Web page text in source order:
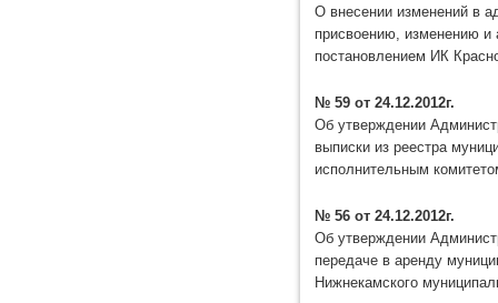
О внесении изменений в
присвоению, изменению и
постановлением ИК
№ 59 от 24.12.2012г.
Об утверждении
выписки из реестра
исполнительным
№ 56 от 24.12.2012г.
Об утверждении
передаче в аренду
Нижнекамского